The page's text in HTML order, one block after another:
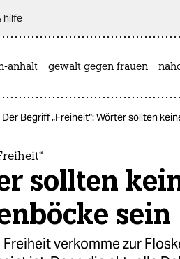
hilfe
anhalt gewalt gegen frauen
Der Begriff „Freiheit“: Wörter sollten
sollten
sein
verkomme zur